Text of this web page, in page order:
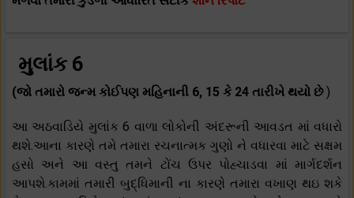
મુલાંક 6
(જો તમારો જન્મ કોઈપણ મહિનાની 6, 15 કે 24 તારીખે થયો છે)
આ અઠવાડિયે મુલાંક 6 વાળા લોકોની અંદરૂની આવડત માં વધારો
થશે.આના કારણે તમે તમારા રચનાત્મક ગુણો ને વધારવા માટે સક્ષમ
હસો અને આ વસ્તુ તમને ટોંચ ઉપર પોહ્ચાડવા માં માર્ગદર્શન
આપશે.કામમાં તમારી બુદ્ધિમાની ના કારણે તમારા વખાણ થઇ શકે